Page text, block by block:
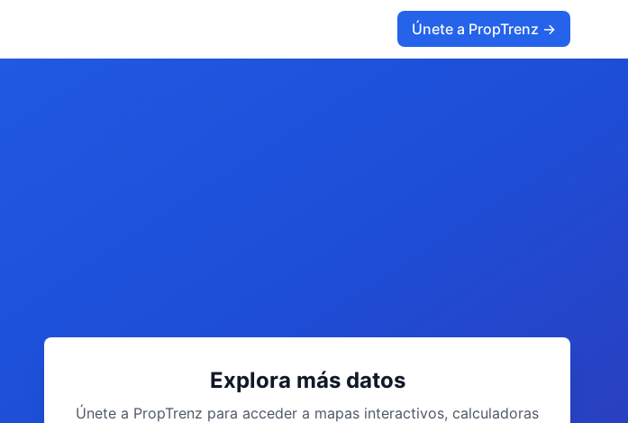
Únete a PropTrenz →
Explora más datos
Únete a PropTrenz para acceder a mapas interactivos, calculadoras